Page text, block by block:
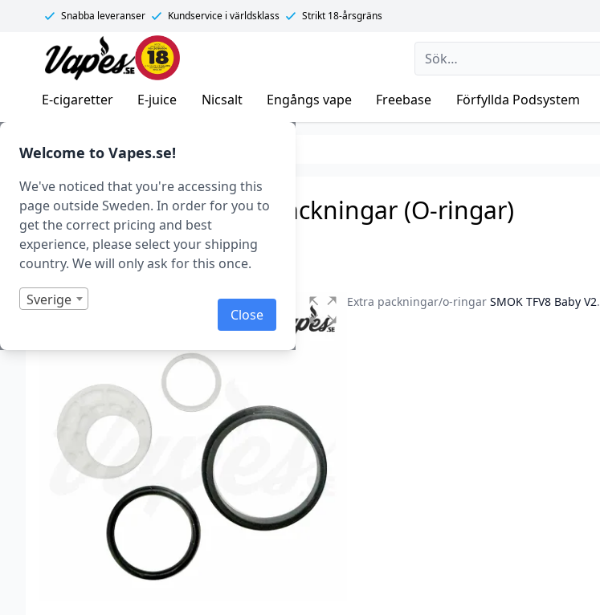
Welcome to Vapes.se!
We've noticed that you're accessing this
page outside Sweden. In order for you to
get the correct pricing and best
experience, please select your shipping
country. We will only ask for this once.
Sverige
Close
Snabba leveranser Kundservice i världsklass Strikt 18-årsgräns
Vapes.se
E-cigaretter E-juice Nicsalt Engångs vape Freebase Förfyllda Podsystem
Tillverkare Vapes.se
SMOK TFV8 Baby V2 Packningar (O-ringar)
Art.nr: 36655
Slut i lager
Extra packningar/o-ringar SMOK TFV8 Baby V2.